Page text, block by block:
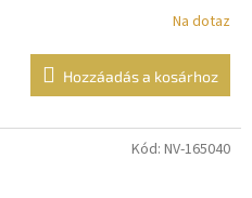
Na dotaz
Hozzáadás a kosárhoz
Kód: NV-165040